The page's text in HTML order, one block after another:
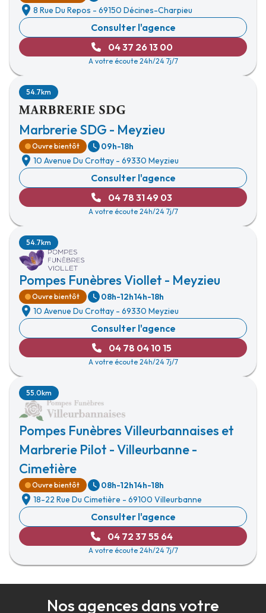
8 Rue Du Repos - 69150 Décines-Charpieu
Consulter l'agence
04 37 26 13 00
A votre écoute 24h/24 7j/7
Marbrerie SDG - Meyzieu
54.7km
Ouvre bientôt
09h-18h
10 Avenue Du Crottay - 69330 Meyzieu
Consulter l'agence
04 78 31 49 03
A votre écoute 24h/24 7j/7
Pompes Funèbres Viollet - Meyzieu
54.7km
Ouvre bientôt 08h-12h14h-18h
10 Avenue Du Crottay - 69330 Meyzieu
Consulter l'agence
04 78 04 10 15
A votre écoute 24h/24 7j/7
Pompes Funèbres Villeurbannaises et
Marbrerie Pilot - Villeurbanne -
Cimetière
55.0km
Ouvre bientôt 08h-12h14h-18h
18-22 Rue Du Cimetière - 69100 Villeurbanne
Consulter l'agence
04 72 37 55 64
A votre écoute 24h/24 7j/7
Nos agences dans votre